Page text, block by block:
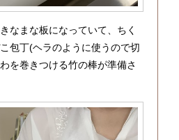
なまな板になっていて、ちく
包丁(ヘラのように使うので切
を巻きつける竹の棒が準備さ